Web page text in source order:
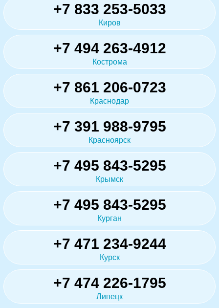
+7 833 253-5033
Киров
+7 494 263-4912
Кострома
+7 861 206-0723
Краснодар
+7 391 988-9795
Красноярск
+7 495 843-5295
Крымск
+7 495 843-5295
Курган
+7 471 234-9244
Курск
+7 474 226-1795
Липецк